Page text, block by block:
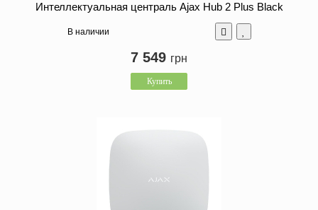
Интеллектуальная централь Ajax Hub 2 Plus Black
В наличии
7 549 грн
Купить